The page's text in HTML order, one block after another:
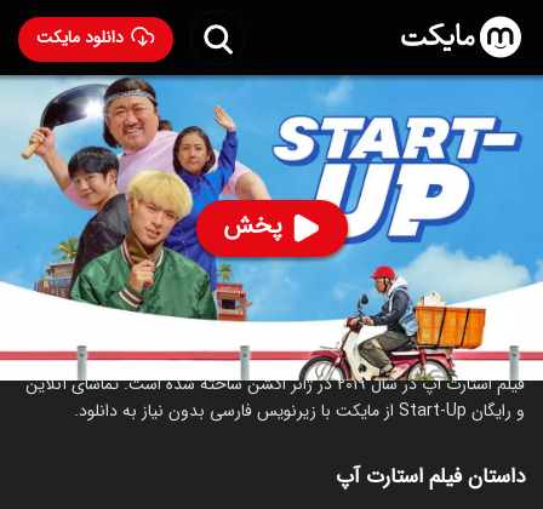
دانلود مایکت
پخش
فیلم استارت آپ- Start-Up 2019
83 % ۶.۵
ساخت کره جنوبی سال 2019
رده سنی ۱۸+
کره‌ای
کمدی
درباره فیلم استارت آپ
فیلم استارت آپ در سال 2019 در ژانر اکشن ساخته شده است. تماشای آنلاین
و رایگان Start-Up از مایکت با زیرنویس فارسی بدون نیاز به دانلود.
داستان فیلم استارت آپ